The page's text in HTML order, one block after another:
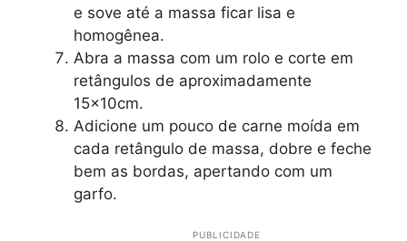
e sove até a massa ficar lisa e
homogênea.
Abra a massa com um rolo e corte em
retângulos de aproximadamente
15x10cm.
Adicione um pouco de carne moída em
cada retângulo de massa, dobre e feche
bem as bordas, apertando com um
garfo.
PUBLICIDADE